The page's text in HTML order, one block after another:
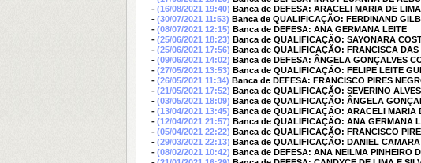
- (16/08/2021 19:40) Banca de DEFESA: ARACELI MARIA DE
- (30/07/2021 11:53) Banca de QUALIFICAÇÃO: FERDINAND
- (08/07/2021 12:15) Banca de DEFESA: ANA GERMANA LEITE
- (25/06/2021 18:23) Banca de QUALIFICAÇÃO: SAYONARA
- (25/06/2021 17:56) Banca de QUALIFICAÇÃO: FRANCISCA DAS
- (09/06/2021 14:02) Banca de DEFESA: ÂNGELA GONÇALVES
- (27/05/2021 13:53) Banca de QUALIFICAÇÃO: FELIPE LEITE
- (26/05/2021 11:34) Banca de DEFESA: FRANCISCO PIRES
- (21/05/2021 17:52) Banca de QUALIFICAÇÃO: SEVERINO
- (03/05/2021 18:09) Banca de QUALIFICAÇÃO: ÂNGELA
- (13/04/2021 13:45) Banca de QUALIFICAÇÃO: ARACELI MARIA
- (12/04/2021 21:57) Banca de QUALIFICAÇÃO: ANA GERMANA
- (05/04/2021 22:22) Banca de QUALIFICAÇÃO: FRANCISCO
- (29/03/2021 22:13) Banca de QUALIFICAÇÃO: DANIEL CAMARA
- (08/02/2021 10:42) Banca de DEFESA: ANA NEILMA PINHEIRO